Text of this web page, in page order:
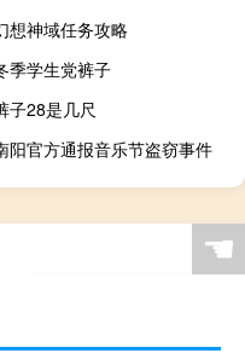
想神域任务攻略
季学生党裤子
子28是几尺
阳官方通报音乐节盗窃事件
☚